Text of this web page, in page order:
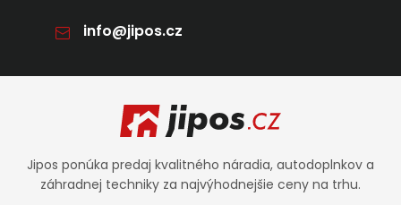
info@jipos.cz
Zápätie
Jipos ponúka predaj kvalitného náradia, autodoplnkov a
záhradnej techniky za najvýhodnejšie ceny na trhu.